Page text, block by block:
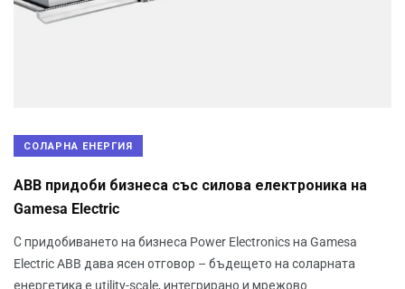
СОЛАРНА ЕНЕРГИЯ
ABB придоби бизнеса със силова електроника на
Gamesa Electric
С придобиването на бизнеса Power Electronics на Gamesa
Electric ABB дава ясен отговор – бъдещето на соларната
енергетика е utility-scale, интегрирано и мрежово